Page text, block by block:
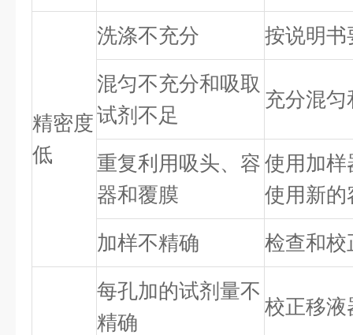
精密度
低
洗涤不充分 按说明书
混匀不充分和吸取
试剂不足
充分混
重复利用吸头、容
器和覆膜
使用加样
使用新的
加样不精确 检查和校
每孔加的试剂量不
精确
校正移液